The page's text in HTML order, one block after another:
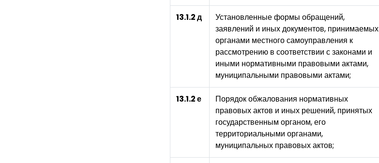
13.1.2 д
Установленные формы обращений,
заявлений и иных документов, принимаемых
органами местного самоуправления к
рассмотрению в соответствии с законами и
иными нормативными правовыми актами,
муниципальными правовыми актами;
13.1.2 е
Порядок обжалования нормативных
правовых актов и иных решений, принятых
государственным органом, его
территориальными органами,
муниципальных правовых актов;